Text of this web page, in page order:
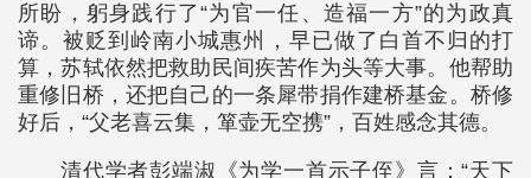
所盼，躬身践行了“为官一任、造福一方”的为政真
谛。被贬到岭南小城惠州，早已做了白首不归的打
算，苏轼依然把救助民间疾苦作为头等大事。他帮助
重修旧桥，还把自己的一条犀带捐作建桥基金。桥修
好后，“父老喜云集，箪壶无空携”，百姓感念其德。
清代学者彭端淑《为学一首示子侄》言：“天下